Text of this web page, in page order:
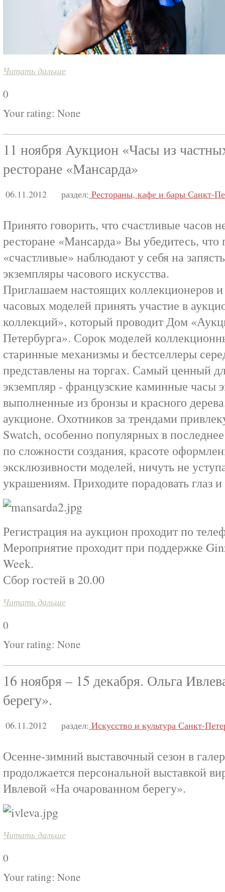
Читать дальше
0
Your rating: None
11 ноября Аукцион «Часы из
ресторане «Мансарда»
06.11.2012 раздел: Рестораны, кафе и бары Санкт-
Принято говорить, что счастливые часов
ресторане «Мансарда» Вы убедитесь,
«счастливые» наблюдают у себя на
экземпляры часового искусства.
Приглашаем настоящих коллекционеров
часовых моделей принять участие в
коллекций», который проводит Дом
Петербурга». Сорок моделей
старинные механизмы и бестселлеры
представлены на торгах. Самый ценный
экземпляр - французские каминные часы
выполненные из бронзы и красного
аукционе. Охотников за трендами
Swatch, особенно популярных в
по сложности создания, красоте
эксклюзивности моделей, ничуть не
украшениям. Приходите порадовать глаз
Регистрация на аукцион проходит по
Мероприятие проходит при поддержке
Week.
Сбор гостей в 20.00
Читать дальше
0
Your rating: None
16 ноября – 15 декабря. Ольга
берегу».
06.11.2012 раздел: Искусство и культура Санкт-
Осенне-зимний выставочный сезон в
продолжается персональной выставкой
Ивлевой «На очарованном берегу».
Читать дальше
0
Your rating: None